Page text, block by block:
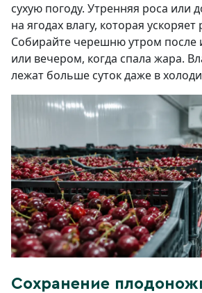
сухую погоду. Утренняя роса или
на ягодах влагу, которая
Собирайте черешню утром после
или вечером, когда спала жара.
лежат больше суток даже в
Сохранение